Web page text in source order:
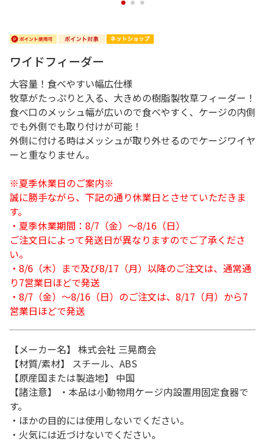
1 2 3
ワイドフィーダー
大容量！食べやすい幅広仕様
牧草がたっぷりと入る、大きめの樹脂製牧草フィーダー！
食べ口のメッシュ幅が広いので食べやすく、ケージの内側
でも外側でも取り付けが可能！
外側に付ける時はメッシュが取り外せるのでケージワイヤ
ーと重なりません。
※夏季休業日のご案内※
誠に勝手ながら、下記の通り休業日とさせていただきま
す。
・夏季休業期間：8/7（金）～8/16（日）
ご注文日によって発送日が異なりますのでご了承くださ
い。
・8/6（木）まで及び8/17（月）以降のご注文は、通常通
り7営業日ほどで発送
・8/7（金）～8/16（日）のご注文は、8/17（月）から7
営業日ほどで発送
【メーカー名】 株式会社 三晃商会
【材質/素材】 スチール、ABS
【原産国または製造地】 中国
【諸注意】 ・本品は小動物用ケージ内設置用固定食器で
す。
・ほかの目的には使用しないでください。
・火気には近づけないでください。